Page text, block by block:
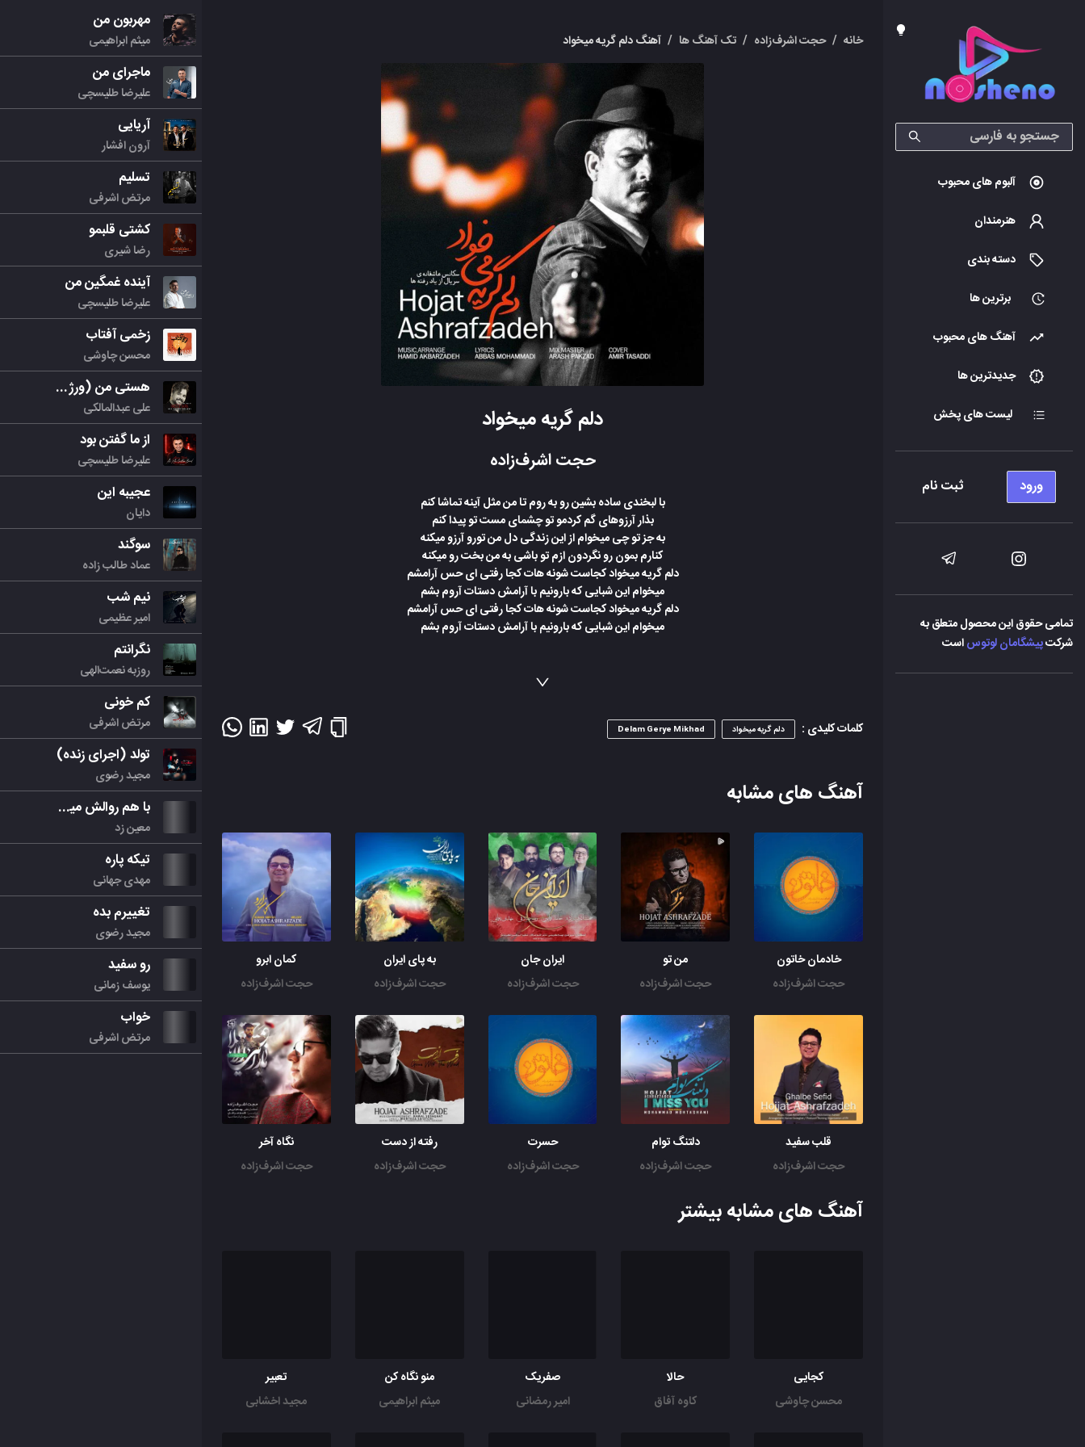
آلبوم های محبوب
هنرمندان
دسته بندی
برترین ها
آهنگ های محبوب
جدیدترین ها
لیست های پخش
ورود ثبت نام
تمامی حقوق این محصول متعلق به
شرکتپیشگامان لوتوساست
خانه / حجت اشرف‌زاده / تک آهنگ ها / آهنگ دلم گریه میخواد
دلم گریه میخواد
حجت اشرف‌زاده
با لبخندی ساده بشین رو به روم تا من مثل آینه تماشا کنم
بذار آرزوهای گم کردمو تو چشمای مست تو پیدا کنم
به جز تو چی میخوام از این زندگی دل من تورو آرزو میکنه
کنارم بمون رو نگردون ازم تو باشی به من بخت رو میکنه
دلم گریه میخواد کجاست شونه هات کجا رفتی ای حس آرامشم
میخوام این شبایی که بارونیم با آرامش دستات آروم بشم
دلم گریه میخواد کجاست شونه هات کجا رفتی ای حس آرامشم
میخوام این شبایی که بارونیم با آرامش دستات آروم بشم
کلمات کلیدی : دلم گریه میخواد Delam Gerye Mikhad
آهنگ های مشابه
خادمان خاتون
حجت اشرف‌زاده
من تو
حجت اشرف‌زاده
ایران جان
حجت اشرف‌زاده
به پای ایران
حجت اشرف‌زاده
کمان ابرو
حجت اشرف‌زاده
قلب سفید
حجت اشرف‌زاده
دلتنگ توام
حجت اشرف‌زاده
حسرت
حجت اشرف‌زاده
رفته از دست
حجت اشرف‌زاده
نگاه آخر
حجت اشرف‌زاده
آهنگ های مشابه بیشتر
کجایی
محسن چاوشی
حالا
کاوه آفاق
صفریک
امیر رمضانی
منو نگاه کن
میثم ابراهیمی
تعبیر
مجید اخشابی
مهربون من
میثم ابراهیمی
ماجرای من
علیرضا طلیسچی
آریایی
آرون افشار
تسلیم
مرتض اشرفی
کشتی قلبمو
رضا شیری
آینده غمگین من
علیرضا طلیسچی
زخمی آفتاب
محسن چاوشی
هستی من (ورژن جدید)
علی عبدالمالکی
از ما گفتن بود
علیرضا طلیسچی
عجیبه این
دایان
سوگند
عماد طالب زاده
نیم شب
امیر عظیمی
نگرانتم
روزبه نعمت‌الهی
کم خونی
مرتض اشرفی
تولد (اجرای زنده)
مجید رضوی
با هم روالش میکنیم
معین زد
تیکه پاره
مهدی جهانی
تغییرم بده
مجید رضوی
رو سفید
یوسف زمانی
خواب
مرتض اشرفی